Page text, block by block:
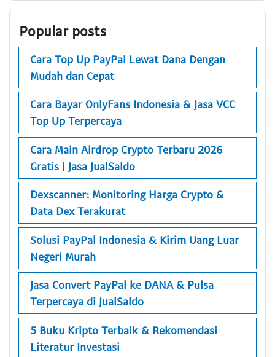
Popular posts
Cara Top Up PayPal Lewat Dana Dengan
Mudah dan Cepat
Cara Bayar OnlyFans Indonesia & Jasa VCC
Top Up Terpercaya
Cara Main Airdrop Crypto Terbaru 2026
Gratis | Jasa JualSaldo
Dexscanner: Monitoring Harga Crypto &
Data Dex Terakurat
Solusi PayPal Indonesia & Kirim Uang Luar
Negeri Murah
Jasa Convert PayPal ke DANA & Pulsa
Terpercaya di JualSaldo
5 Buku Kripto Terbaik & Rekomendasi
Literatur Investasi